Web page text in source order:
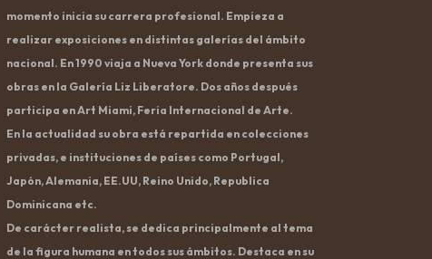
momento inicia su carrera profesional. Empieza a
realizar exposiciones en distintas galerías del ámbito
nacional. En 1990 viaja a Nueva York donde presenta sus
obras en la Galería Liz Liberatore. Dos años después
participa en Art Miami, Feria Internacional de Arte.
En la actualidad su obra está repartida en colecciones
privadas, e instituciones de países como Portugal,
Japón, Alemania, EE.UU, Reino Unido, Republica
Dominicana etc.
De carácter realista, se dedica principalmente al tema
de la figura humana en todos sus ámbitos. Destaca en su